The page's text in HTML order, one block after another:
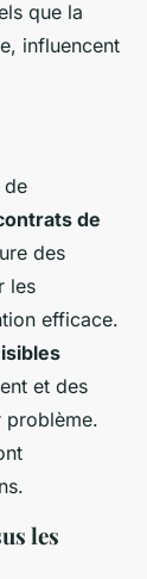
que la
influencent
de
de
des
les
efficace.
et des
problème.
les